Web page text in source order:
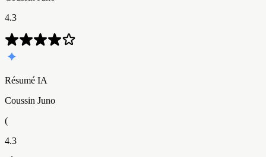
4.3
Résumé IA
Coussin Juno
(
4.3